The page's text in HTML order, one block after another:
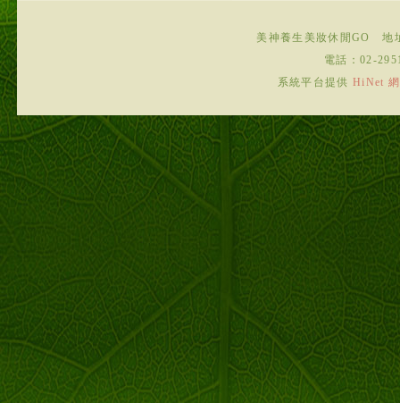
美神養生美妝休閒GO
地
電話： 02-
系統平台提供HiNet